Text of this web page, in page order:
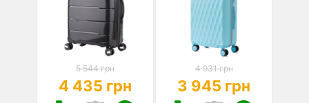
5 544 грн
4 435 грн
4 931 грн
3 945 грн